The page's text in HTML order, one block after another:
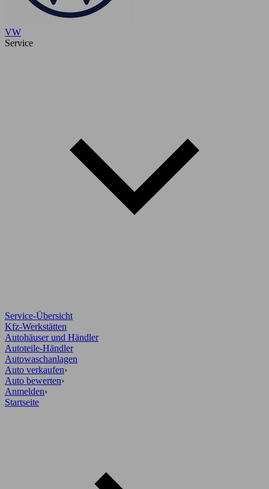
VW
Service
Service-Übersicht
Kfz-Werkstätten
Autohäuser und Händler
Autoteile-Händler
Autowaschanlagen
Auto verkaufen›
Auto bewerten›
Anmelden›
Startseite